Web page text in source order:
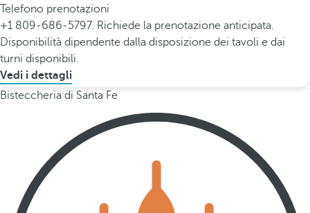
Telefono prenotazioni
+1 809-686-5797. Richiede la prenotazione anticipata.
Disponibilità dipendente dalla disposizione dei tavoli e dai
turni disponibili.
Vedi i dettagli
Bisteccheria di Santa Fe